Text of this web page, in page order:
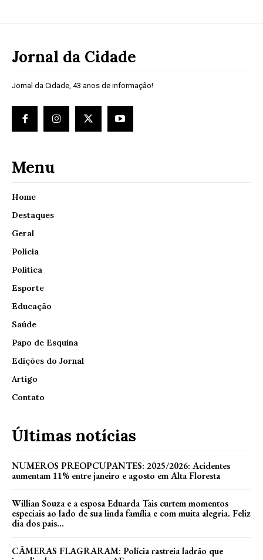
Jornal da Cidade
Jornal da Cidade, 43 anos de informação!
Menu
Home
Destaques
Geral
Polícia
Política
Esporte
Educação
Saúde
Papo de Esquina
Edições do Jornal
Artigo
Contato
Últimas notícias
NUMEROS PREOPCUPANTES: 2025/2026: Acidentes
aumentam 11% entre janeiro e agosto em Alta Floresta
Willian Souza e a esposa Eduarda Tais curtem momentos
especiais ao lado de sua linda família e com muita alegria. Feliz
dia dos pais...
CÂMERAS FLAGRARAM: Polícia rastreia ladrão que